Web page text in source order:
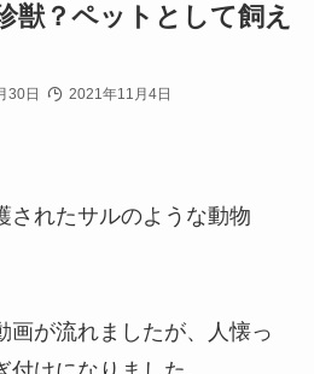
獣？ペットとして飼え
30日 2021年11月4日
されたサルのような動物
画が流れましたが、人懐っ